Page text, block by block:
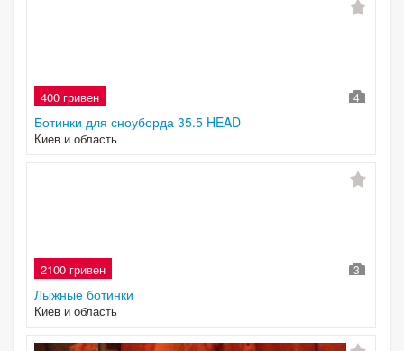
400 гривен 4
Ботинки для сноуборда 35.5 HEAD
Киев и область
2100 гривен 3
Лыжные ботинки
Киев и область